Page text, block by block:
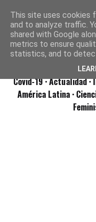
Covid-19· Actualidad·
América Latina ·
This site uses cookies
and to analyze traffic.
shared with Google
metrics to ensure
statistics, and to